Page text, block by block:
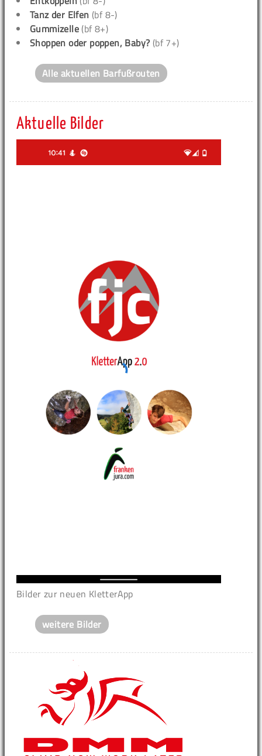
Tanz der Elfen (bf 8-)
Gummizelle (bf 8+)
Shoppen oder poppen, Baby? (bf 7+)
Alle aktuellen Barfußrouten
Aktuelle Bilder
Bilder zur neuen KletterApp
weitere Bilder